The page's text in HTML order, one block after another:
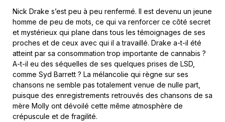
Nick Drake s’est peu à peu renfermé. Il est devenu un jeune
homme de peu de mots, ce qui va renforcer ce côté secret
et mystérieux qui plane dans tous les témoignages de ses
proches et de ceux avec qui il a travaillé. Drake a-t-il été
atteint par sa consommation trop importante de cannabis ?
A-t-il eu des séquelles de ses quelques prises de LSD,
comme Syd Barrett ? La mélancolie qui règne sur ses
chansons ne semble pas totalement venue de nulle part,
puisque des enregistrements retrouvés des chansons de sa
mère Molly ont dévoilé cette même atmosphère de
crépuscule et de fragilité.